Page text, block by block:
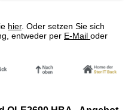
hier. Oder setzen Sie sich
entweder per E-Mail oder